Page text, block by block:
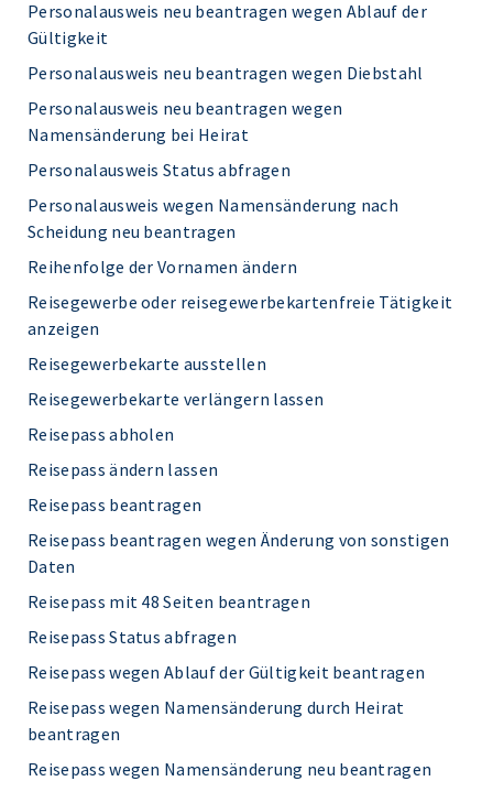
Personalausweis neu beantragen wegen Ablauf der
Gültigkeit
Personalausweis neu beantragen wegen Diebstahl
Personalausweis neu beantragen wegen
Namensänderung bei Heirat
Personalausweis Status abfragen
Personalausweis wegen Namensänderung nach
Scheidung neu beantragen
Reihenfolge der Vornamen ändern
Reisegewerbe oder reisegewerbekartenfreie Tätigkeit
anzeigen
Reisegewerbekarte ausstellen
Reisegewerbekarte verlängern lassen
Reisepass abholen
Reisepass ändern lassen
Reisepass beantragen
Reisepass beantragen wegen Änderung von sonstigen
Daten
Reisepass mit 48 Seiten beantragen
Reisepass Status abfragen
Reisepass wegen Ablauf der Gültigkeit beantragen
Reisepass wegen Namensänderung durch Heirat
beantragen
Reisepass wegen Namensänderung neu beantragen